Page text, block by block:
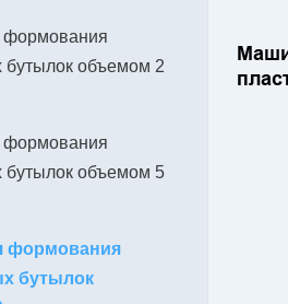
бутылок объемом 2
бутылок объемом 5
формования
бутылок